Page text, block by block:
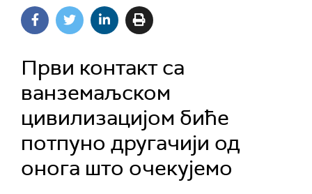
Први контакт са
ванземаљском
цивилизацијом биће
потпуно другачији од
онога што очекујемо